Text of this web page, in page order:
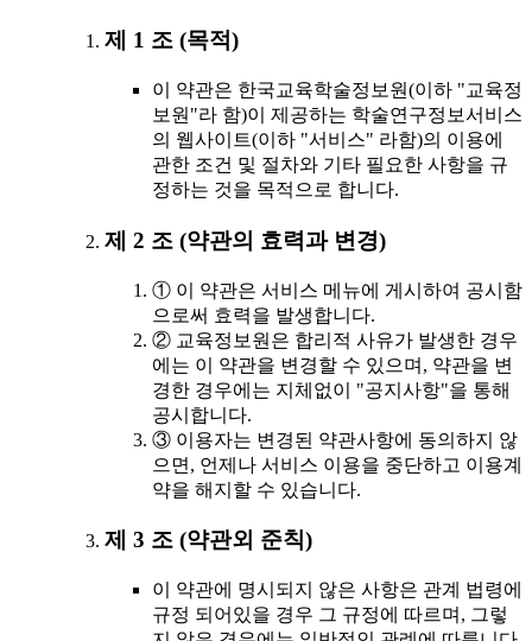
제 1 조 (목적)
이 약관은 한국교육학술정보원(이하 "교육정
보원"라 함)이 제공하는 학술연구정보서비스
의 웹사이트(이하 "서비스" 라함)의 이용에
관한 조건 및 절차와 기타 필요한 사항을 규
정하는 것을 목적으로 합니다.
제 2 조 (약관의 효력과 변경)
① 이 약관은 서비스 메뉴에 게시하여 공시함
으로써 효력을 발생합니다.
② 교육정보원은 합리적 사유가 발생한 경우
에는 이 약관을 변경할 수 있으며, 약관을 변
경한 경우에는 지체없이 "공지사항"을 통해
공시합니다.
③ 이용자는 변경된 약관사항에 동의하지 않
으면, 언제나 서비스 이용을 중단하고 이용계
약을 해지할 수 있습니다.
제 3 조 (약관외 준칙)
이 약관에 명시되지 않은 사항은 관계 법령에
규정 되어있을 경우 그 규정에 따르며, 그렇